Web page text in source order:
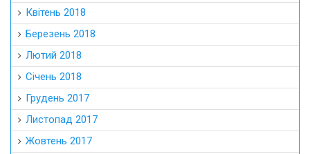
Квітень 2018
Березень 2018
Лютий 2018
Січень 2018
Грудень 2017
Листопад 2017
Жовтень 2017